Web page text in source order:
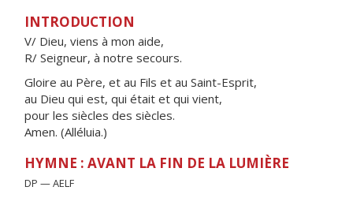
INTRODUCTION
V/ Dieu, viens à mon aide,
R/ Seigneur, à notre secours.
Gloire au Père, et au Fils et au Saint-Esprit,
au Dieu qui est, qui était et qui vient,
pour les siècles des siècles.
Amen. (Alléluia.)
HYMNE : AVANT LA FIN DE LA LUMIÈRE
DP — AELF